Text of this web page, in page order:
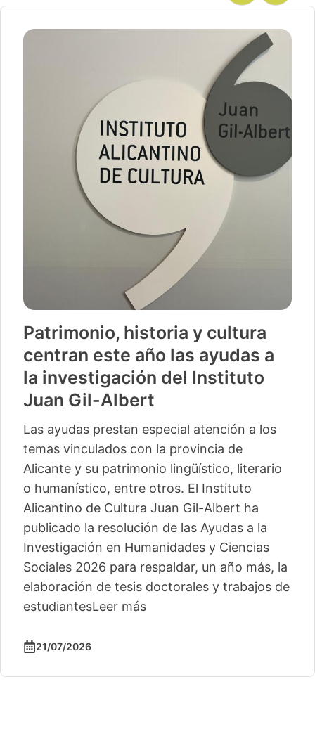
Patrimonio, historia y cultura
centran este año las ayudas a
la investigación del Instituto
Juan Gil-Albert
Las ayudas prestan especial atención a los
temas vinculados con la provincia de
Alicante y su patrimonio lingüístico, literario
o humanístico, entre otros. El Instituto
Alicantino de Cultura Juan Gil-Albert ha
publicado la resolución de las Ayudas a la
Investigación en Humanidades y Ciencias
Sociales 2026 para respaldar, un año más, la
elaboración de tesis doctorales y trabajos de
estudiantesLeer más
21/07/2026